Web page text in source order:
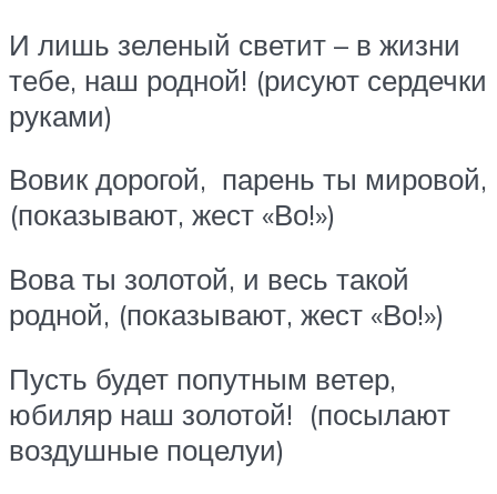
И лишь зеленый светит – в жизни
тебе, наш родной! (рисуют сердечки
руками)
Вовик дорогой, парень ты мировой,
(показывают, жест «Во!»)
Вова ты золотой, и весь такой
родной, (показывают, жест «Во!»)
Пусть будет попутным ветер,
юбиляр наш золотой! (посылают
воздушные поцелуи)